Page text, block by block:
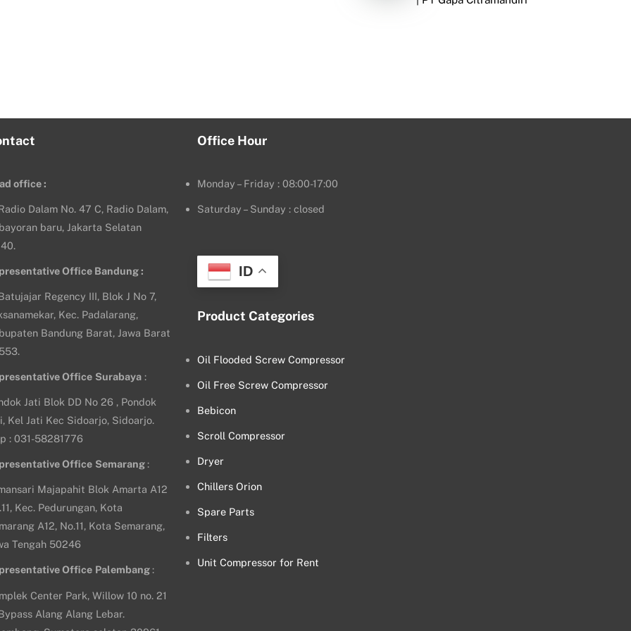
office :
Dalam No. 47 C, Radio Dalam,
baru, Jakarta Selatan
Office Bandung :
Regency III, Blok J No 7,
Kec. Padalarang,
Bandung Barat, Jawa Barat
Office Surabaya :
Jati Blok DD No 26 , Pondok
Kel Jati Kec Sidoarjo, Sidoarjo.
: 031-58281776
Office Semarang :
Majapahit Blok Amarta A12
Kec. Pedurungan, Kota
A12, No.11, Kota Semarang,
Tengah 50246
Office Palembang :
Center Park, Willow 10 no. 21
Alang Alang Lebar.
Office Hour
Monday – Friday : 08:00-17:00
Saturday – Sunday : closed
ID
Product Categories
Oil Flooded Screw Compressor
Oil Free Screw Compressor
Bebicon
Scroll Compressor
Dryer
Chillers Orion
Spare Parts
Filters
Unit Compressor for Rent